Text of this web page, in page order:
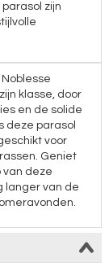
zijn
Noblesse
klasse, door
en de solide
deze parasol
voor
Geniet
van deze
langer van de